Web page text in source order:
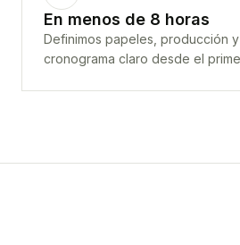
En menos de 8 horas
Definimos papeles, producción
cronograma claro desde el